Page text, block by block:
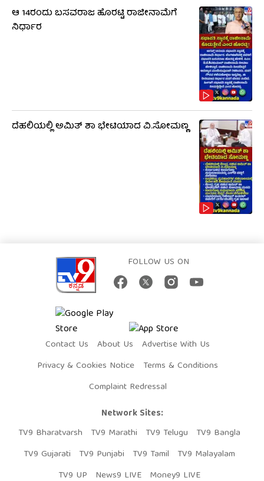
ಆ 14ರಂದು ಬಸವರಾಜ ಹೊರಟ್ಟಿ ರಾಜೀನಾಮೆಗೆ
ನಿರ್ಧಾರ
ದೆಹಲಿಯಲ್ಲಿ ಅಮಿತ್ ಶಾ ಭೇಟಿಯಾದ ವಿ.ಸೋಮಣ್ಣ
FOLLOW US ON
Contact Us About Us
Advertise With Us
Privacy & Cookies Notice
Terms & Conditions
Complaint Redressal
Network Sites:
TV9 Bharatvarsh
TV9 Marathi TV9 Telugu
TV9 Bangla
TV9 Gujarati
TV9 Punjabi TV9 Tamil
TV9 Malayalam
TV9 UP
News9 LIVE Money9 LIVE